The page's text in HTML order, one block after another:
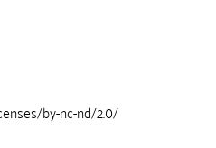
by-nc-nd/2.0/